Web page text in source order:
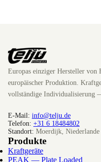
Europas einziger Hersteller von
europäischer Produktion.
vollständige Individualisierung
E-Mail: info@telju.de
Telefon: +31 6 18484802
Standort: Moerdijk, Niederlande
Produkte
Kraftgeräte
PEAK — Plate Loaded